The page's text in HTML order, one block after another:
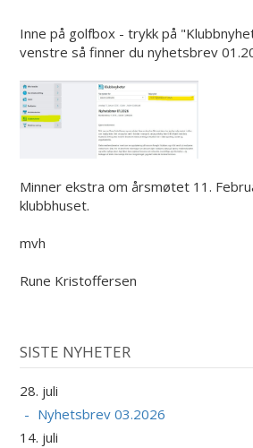
Inne på golfbox - trykk på
venstre så finner du nyhetsbrev
Minner ekstra om årsmøtet 11.
klubbhuset.
mvh
Rune Kristoffersen
SISTE NYHETER
28. juli
Nyhetsbrev 03.2026
14. juli